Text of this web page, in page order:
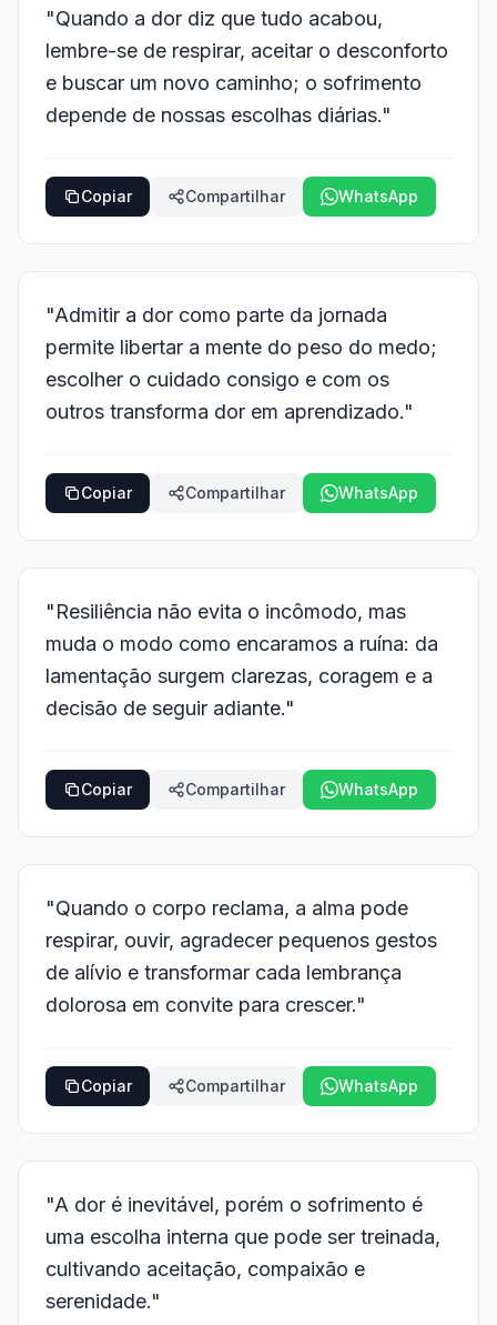
"Quando a dor diz que tudo acabou,
lembre-se de respirar, aceitar o desconforto
e buscar um novo caminho; o sofrimento
depende de nossas escolhas diárias."
Copiar Compartilhar WhatsApp
"Admitir a dor como parte da jornada
permite libertar a mente do peso do medo;
escolher o cuidado consigo e com os
outros transforma dor em aprendizado."
Copiar Compartilhar WhatsApp
"Resiliência não evita o incômodo, mas
muda o modo como encaramos a ruína: da
lamentação surgem clarezas, coragem e a
decisão de seguir adiante."
Copiar Compartilhar WhatsApp
"Quando o corpo reclama, a alma pode
respirar, ouvir, agradecer pequenos gestos
de alívio e transformar cada lembrança
dolorosa em convite para crescer."
Copiar Compartilhar WhatsApp
"A dor é inevitável, porém o sofrimento é
uma escolha interna que pode ser treinada,
cultivando aceitação, compaixão e
serenidade."